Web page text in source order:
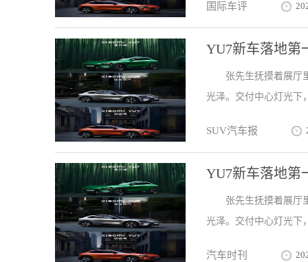
国际车评
YU7新车落地第
张先生抚摸着展厅
光泽。交付中心灯光下
SUV汽车报
YU7新车落地第
张先生抚摸着展厅
光泽。交付中心灯光下
汽车时刊